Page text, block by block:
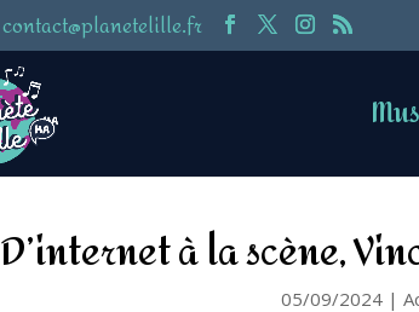
contact@planetelille.fr
D’internet à la scène,
05/09/2024 |